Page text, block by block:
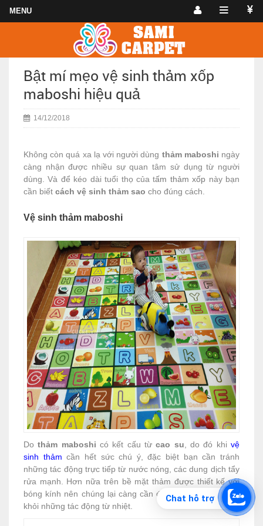
Bật mí mẹo vệ sinh thảm xốp
maboshi hiệu quả
14/12/2018
Không còn quá xa lạ với người dùng thảm maboshi ngày
càng nhận được nhiều sự quan tâm sử dụng từ người
dùng. Và để kéo dài tuổi thọ của tấm thảm xốp này bạn
cần biết cách vệ sinh thảm sao cho đúng cách.
Vệ sinh thảm maboshi
Dothảm maboshi có kết cấu từcao su , do đó khivệ
sinh thảm cần hết sức chú ý, đặc biệt bạn cần tránh
những tác động trực tiếp từ nước nóng, các dung dịch tẩy
rửa mạnh. Hơn nữa trên bề mặt thảm được thiết kế với
bóng kính nên chúng lại càng cần được bảo vệ để tránh
khỏi những tác động từ nhiệt.
Chat hỗ trợ